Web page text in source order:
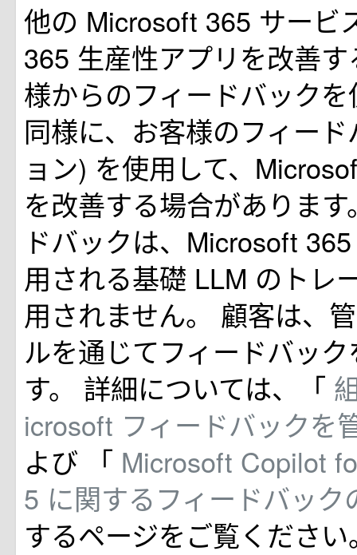
他の Microsoft 365 サービ
365 生産性アプリを改善
様からのフィードバック
同様に、お客様のフィー
ョン) を使用して、
を改善する場合がありま
ドバックは、Microsoft
用される基礎 LLM のトレ
用されません。 顧客は、
ルを通じてフィードバッ
す。 詳細については、「
icrosoft フィードバックを
よび 「 Microsoft Copilot
5 に関するフィードバッ
するページをご覧ください